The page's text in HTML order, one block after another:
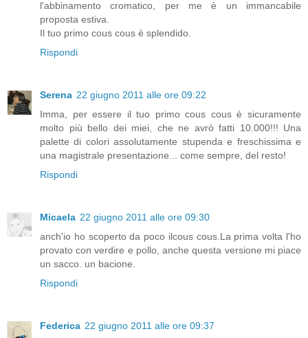
l'abbinamento cromatico, per me è un immancabile
proposta estiva.
Il tuo primo cous cous è splendido.
Rispondi
Serena 22 giugno 2011 alle ore 09:22
Imma, per essere il tuo primo cous cous è sicuramente
molto più bello dei miei, che ne avrò fatti 10.000!!! Una
palette di colori assolutamente stupenda e freschissima e
una magistrale presentazione... come sempre, del resto!
Rispondi
Micaela 22 giugno 2011 alle ore 09:30
anch'io ho scoperto da poco ilcous cous.La prima volta l'ho
provato con verdire e pollo, anche questa versione mi piace
un sacco. un bacione.
Rispondi
Federica 22 giugno 2011 alle ore 09:37